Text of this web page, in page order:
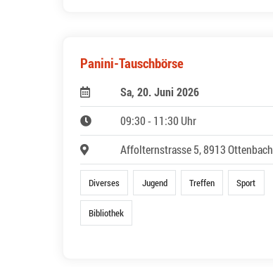
Panini-Tauschbörse
Sa, 20. Juni 2026
09:30 - 11:30 Uhr
Affolternstrasse 5, 8913 Ottenbach
Diverses Jugend Treffen Sport
Bibliothek